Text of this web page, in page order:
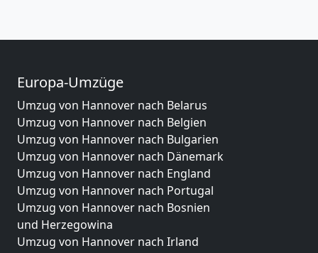
Europa-Umzüge
Umzug von Hannover nach Belarus
Umzug von Hannover nach Belgien
Umzug von Hannover nach Bulgarien
Umzug von Hannover nach Dänemark
Umzug von Hannover nach England
Umzug von Hannover nach Portugal
Umzug von Hannover nach Bosnien
und Herzegowina
Umzug von Hannover nach Irland